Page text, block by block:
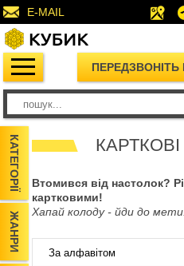
E-MAIL
ПЕРЕДЗВОНІТЬ
КАТЕГОРІЇ
ЖАНРИ
КАРТКОВІ
Втомився від настолок?
картковими!
Хапай колоду - йди до